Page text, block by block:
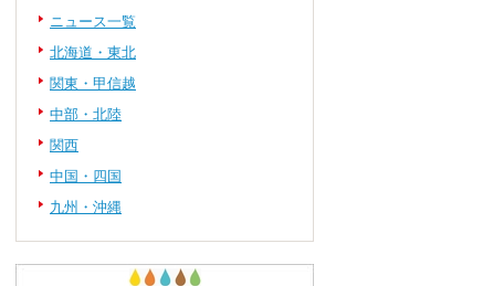
ニュース一覧
北海道・東北
関東・甲信越
中部・北陸
関西
中国・四国
九州・沖縄